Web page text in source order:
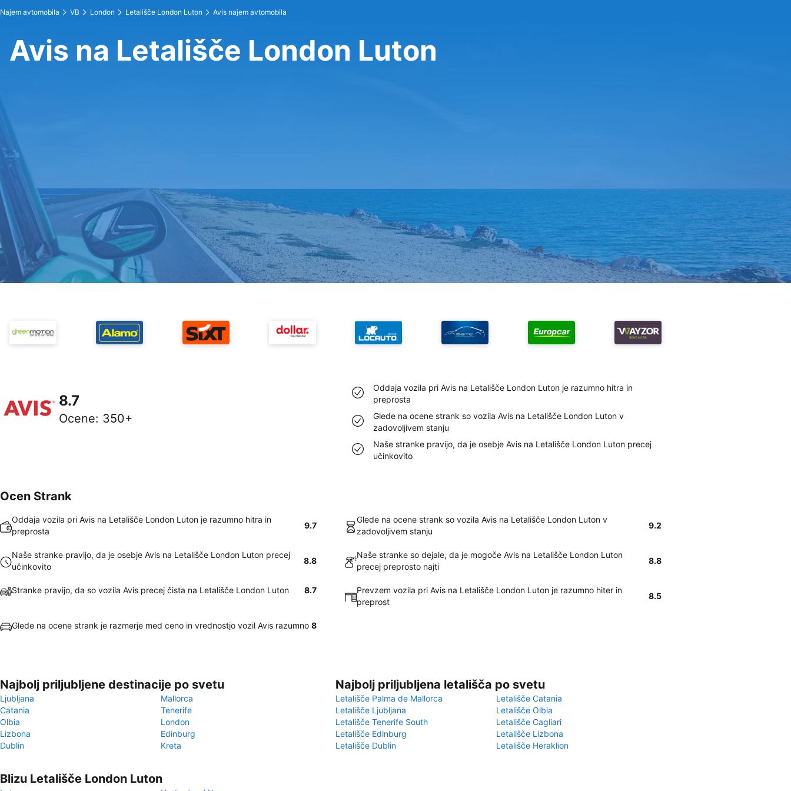
Najem avtomobila VB London Letališče London Luton Avis najem avtomobila
Avis na Letališče London Luton
8.7
Ocene: 350+
Oddaja vozila pri Avis na Letališče London Luton je razumno hitra in
preprosta
Glede na ocene strank so vozila Avis na Letališče London Luton v
zadovoljivem stanju
Naše stranke pravijo, da je osebje Avis na Letališče London Luton precej
učinkovito
Ocen Strank
Oddaja vozila pri Avis na Letališče London Luton je razumno hitra in
preprosta
9.7
Glede na ocene strank so vozila Avis na Letališče London Luton v
zadovoljivem stanju
9.2
Naše stranke pravijo, da je osebje Avis na Letališče London Luton precej
učinkovito
8.8
Naše stranke so dejale, da je mogoče Avis na Letališče London Luton
precej preprosto najti
8.8
Stranke pravijo, da so vozila Avis precej čista na Letališče London Luton 8.7
Prevzem vozila pri Avis na Letališče London Luton je razumno hiter in
preprost
8.5
Glede na ocene strank je razmerje med ceno in vrednostjo vozil Avis razumno 8
Najbolj priljubljene destinacije po svetu
Ljubljana
Mallorca
Catania
Tenerife
Olbia
London
Lizbona
Edinburg
Dublin
Kreta
Najbolj priljubljena letališča po svetu
Letališče Palma de Mallorca
Letališče Catania
Letališče Ljubljana
Letališče Olbia
Letališče Tenerife South
Letališče Cagliari
Letališče Edinburg
Letališče Lizbona
Letališče Dublin
Letališče Heraklion
Blizu Letališče London Luton